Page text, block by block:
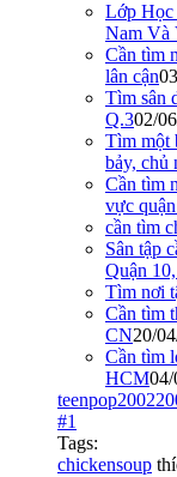
Lớp Học
Nam Và
Cần tìm
lân cận
Tìm sân
Q.302/
Tìm một
bảy, chủ
Cần tìm
vực
cần tìm
Sân tập
Quận
Tìm nơi
Cần tìm
CN20/
Cần tìm
HCM04/
#1
Tags:
chickensoup